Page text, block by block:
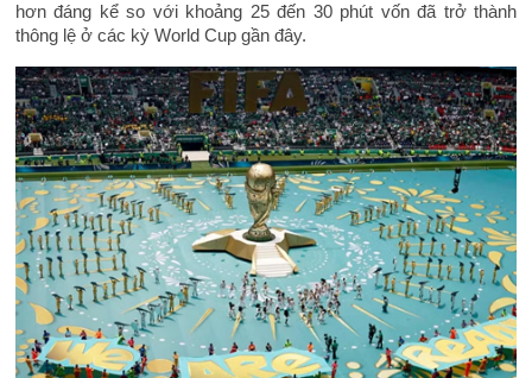
hơn đáng kể so với khoảng 25 đến 30 phút vốn đã trở thành
thông lệ ở các kỳ World Cup gần đây.